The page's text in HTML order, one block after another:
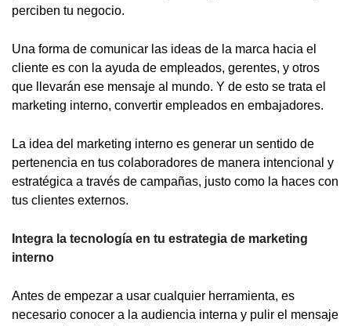
perciben tu negocio.
Una forma de comunicar las ideas de la marca hacia el
cliente es con la ayuda de empleados, gerentes, y otros
que llevarán ese mensaje al mundo. Y de esto se trata el
marketing interno, convertir empleados en embajadores.
La idea del marketing interno es generar un sentido de
pertenencia en tus colaboradores de manera intencional y
estratégica a través de campañas, justo como la haces con
tus clientes externos.
Integra la tecnología en tu estrategia de marketing
interno
Antes de empezar a usar cualquier herramienta, es
necesario conocer a la audiencia interna y pulir el mensaje